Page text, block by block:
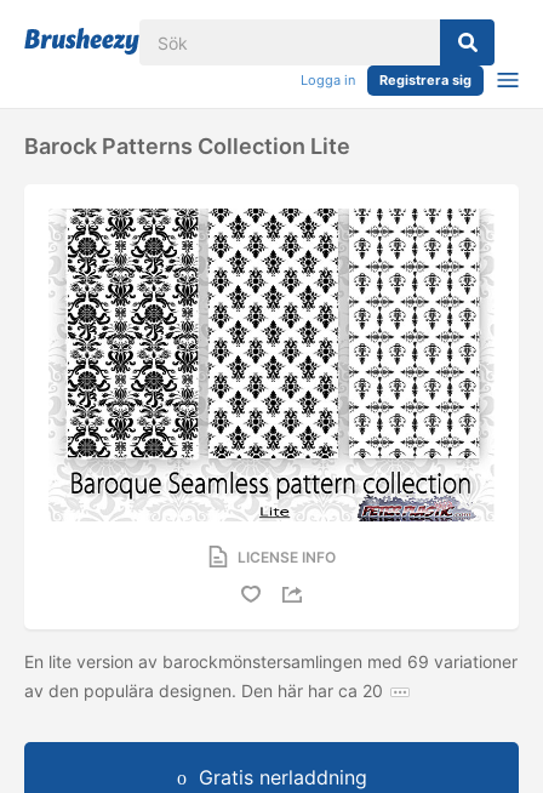
Logga in Registrera sig
Barock Patterns Collection Lite
LICENSE INFO
En lite version av barockmönstersamlingen med 69 variationer
av den populära designen. Den här har ca 20
Gratis nerladdning